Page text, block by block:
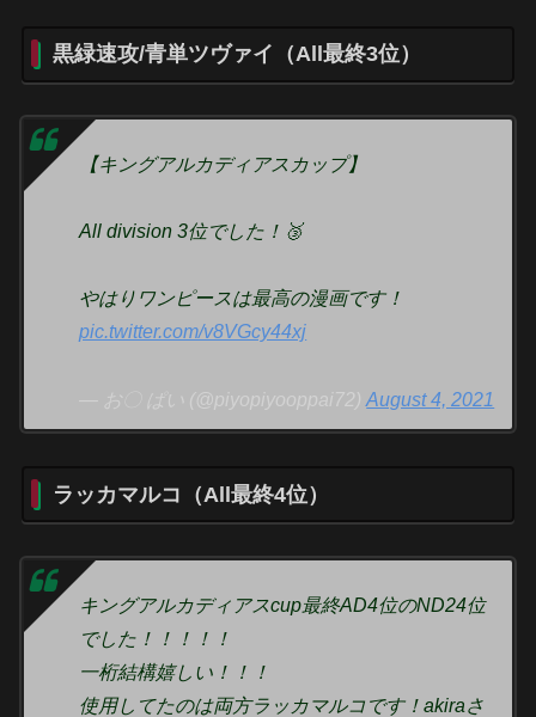
黒緑速攻/青単ツヴァイ（All最終3位）
【キングアルカディアスカップ】
All division 3位でした！🥉
やはりワンピースは最高の漫画です！
pic.twitter.com/v8VGcy44xj
— お〇 ぱい (@piyopiyooppai72)August 4, 2021
ラッカマルコ（All最終4位）
キングアルカディアスcup最終AD4位のND24位
でした！！！！！
一桁結構嬉しい！！！
使用してたのは両方ラッカマルコです！akiraさ